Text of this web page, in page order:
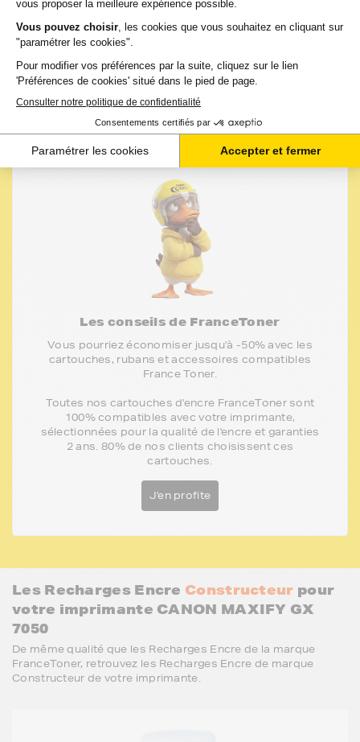
Les conseils de FranceToner
Vous pourriez économiser jusqu'à -50% avec les
cartouches, rubans et accessoires compatibles
France Toner.
Toutes nos cartouches d'encre FranceToner sont
100% compatibles avec votre imprimante,
sélectionnées pour la qualité de l'encre et garanties
2 ans. 80% de nos clients choisissent ces
cartouches.
J'en profite
Les Recharges Encre Constructeur pour
votre imprimante CANON MAXIFY GX
7050
De même qualité que les Recharges Encre de la marque
FranceToner, retrouvez les Recharges Encre de marque
Constructeur de votre imprimante.